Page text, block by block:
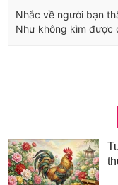
Nhắc về người bạn
Như không kìm được